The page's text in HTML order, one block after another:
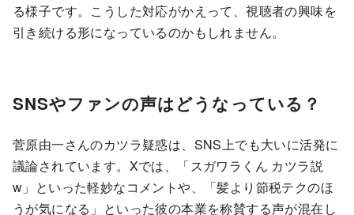
る様子です。こうした対応がかえって、視聴者の興味を
引き続ける形になっているのかもしれません。
SNSやファンの声はどうなっている？
菅原由一さんのカツラ疑惑は、SNS上でも大いに活発に
議論されています。Xでは、「スガワラくん カツラ説
w」といった軽妙なコメントや、「髪より節税テクのほ
うが気になる」といった彼の本業を称賛する声が混在し